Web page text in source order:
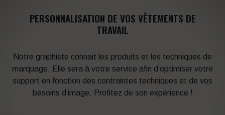
PERSONNALISATION DE VOS VÊTEMENTS DE
TRAVAIL
Notre graphiste connait les produits et les techniques de
marquage. Elle sera à votre service afin d’optimiser votre
support en fonction des contraintes techniques et de vos
besoins d’image. Profitez de son expérience !